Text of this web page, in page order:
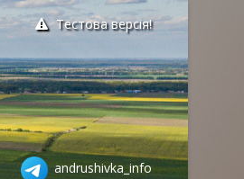
Тестова версія!
andrushivka_info